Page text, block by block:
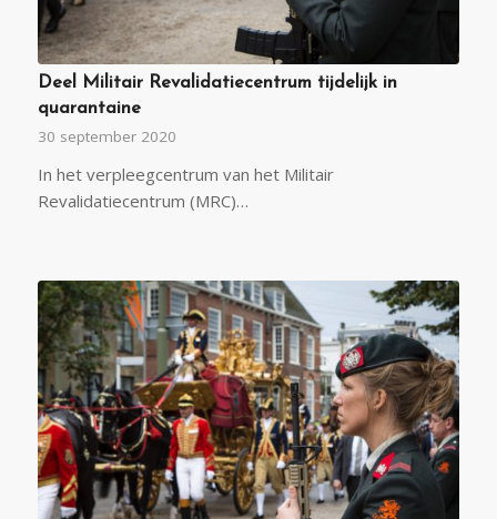
Deel Militair Revalidatiecentrum tijdelijk in
quarantaine
30 september 2020
In het verpleegcentrum van het Militair
Revalidatiecentrum (MRC)…